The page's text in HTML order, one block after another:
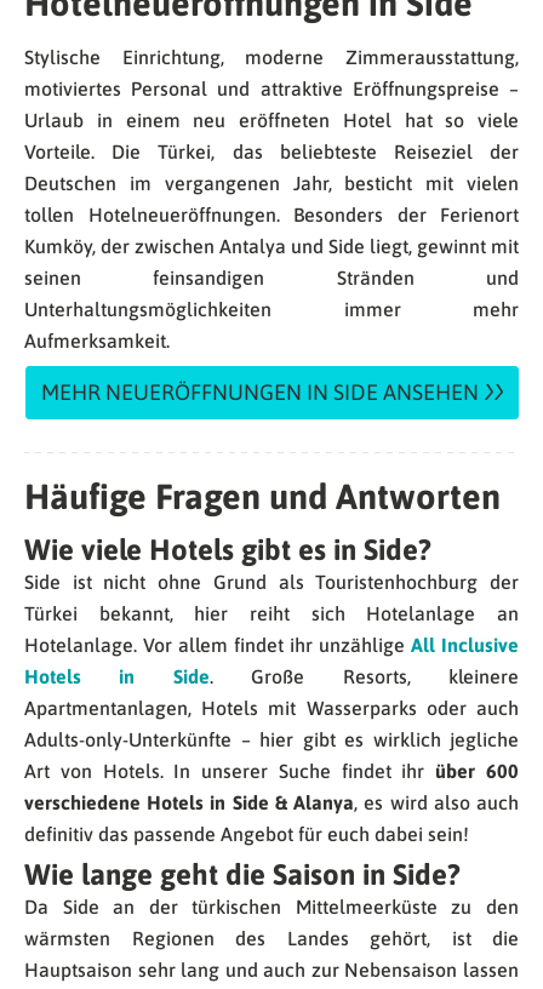
Stylische Einrichtung, moderne Zimmerausstattung,
motiviertes Personal und attraktive Eröffnungspreise –
Urlaub in einem neu eröffneten Hotel hat so viele
Vorteile. Die Türkei, das beliebteste Reiseziel der
Deutschen im vergangenen Jahr, besticht mit vielen
tollen Hotelneueröffnungen. Besonders der Ferienort
Kumköy, der zwischen Antalya und Side liegt, gewinnt mit
seinen feinsandigen Stränden und
Unterhaltungsmöglichkeiten immer mehr
Aufmerksamkeit.
MEHR NEUERÖFFNUNGEN IN SIDE ANSEHEN
Häufige Fragen und Antworten
Wie viele Hotels gibt es in Side?
Side ist nicht ohne Grund als Touristenhochburg der
Türkei bekannt, hier reiht sich Hotelanlage an
Hotelanlage. Vor allem findet ihr unzählige All Inclusive
Hotels in Side. Große Resorts, kleinere
Apartmentanlagen, Hotels mit Wasserparks oder auch
Adults-only-Unterkünfte – hier gibt es wirklich jegliche
Art von Hotels. In unserer Suche findet ihr über 600
verschiedene Hotels in Side & Alanya, es wird also auch
definitiv das passende Angebot für euch dabei sein!
Wie lange geht die Saison in Side?
Da Side an der türkischen Mittelmeerküste zu den
wärmsten Regionen des Landes gehört, ist die
Hauptsaison sehr lang und auch zur Nebensaison lassen